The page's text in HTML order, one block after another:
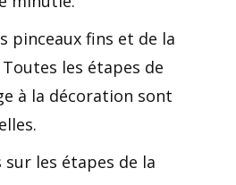
pinceaux fins et de la
les étapes de
à la décoration sont
les étapes de la